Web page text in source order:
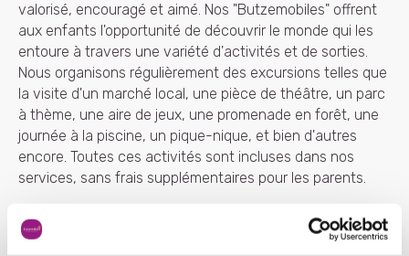
valorisé, encouragé et aimé. Nos "Butzemobiles" offrent
aux enfants l'opportunité de découvrir le monde qui les
entoure à travers une variété d'activités et de sorties.
Nous organisons régulièrement des excursions telles que
la visite d'un marché local, une pièce de théâtre, un parc
à thème, une aire de jeux, une promenade en forêt, une
journée à la piscine, un pique-nique, et bien d'autres
encore. Toutes ces activités sont incluses dans nos
services, sans frais supplémentaires pour les parents.